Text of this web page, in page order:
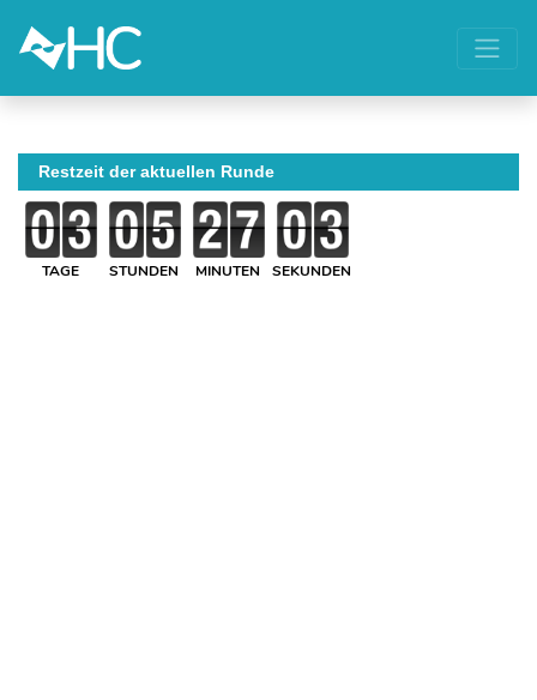
Restzeit der aktuellen Runde
TAGE STUNDEN MINUTEN SEKUNDEN